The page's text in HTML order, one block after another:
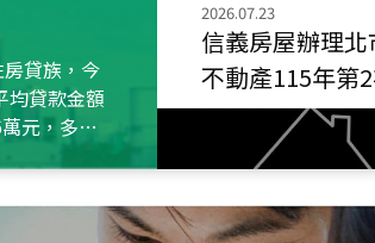
115 07
捷豹
台北市中
115年07
十
台北市北
貸族，今
均貸款金額
元，多出
2026.07.23
信義房屋辦理
不動產115年第